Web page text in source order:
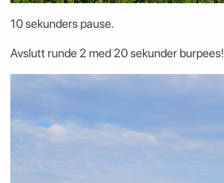
10 sekunders pause.
Avslutt runde 2 med 20 sekunder burpees!